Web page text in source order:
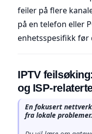
feiler på flere
på en telefon eller
enhetsspesifikk før
IPTV
og ISP-
En fokusert
fra lokale problemer.